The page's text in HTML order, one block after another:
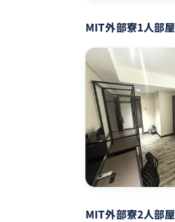
MIT外部寮1人部屋
MIT外部寮2人部屋